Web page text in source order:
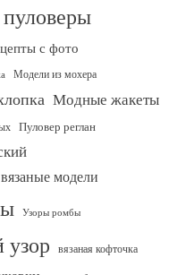
с фото
Модели из мохера
Модные жакеты
Пуловер реглан
модели
Узоры ромбы
вязаная кофточка